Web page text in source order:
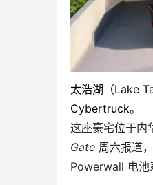
太浩湖（Lake
Cybertruck。
这座豪宅位于内
Gate 周六报道
Powerwall 电池